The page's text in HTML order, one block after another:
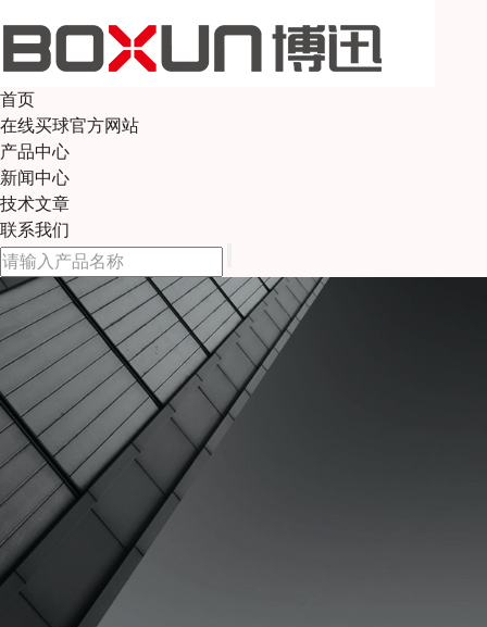
首页
在线买球官方网站
产品中心
新闻中心
技术文章
联系我们